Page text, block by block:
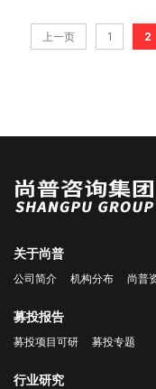
上一页 1 2
关于尚普
公司简介 机构分布 尚普
募投报告
募投项目可研 募投专题
行业研究